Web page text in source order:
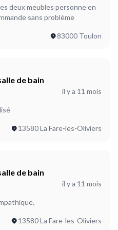
deux meubles personne en
sans problème
83000 Toulon
de bain
il y a 11 mois
13580 La Fare-les-Oliviers
de bain
il y a 11 mois
13580 La Fare-les-Oliviers